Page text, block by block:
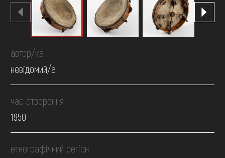
автор/ка
невідомий/а
час створення
1950
етнографічний регіон